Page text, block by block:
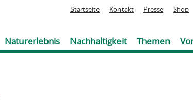
Jump to navigation
Startseite Kontakt Presse Shop
Naturerlebnis Nachhaltigkeit Themen